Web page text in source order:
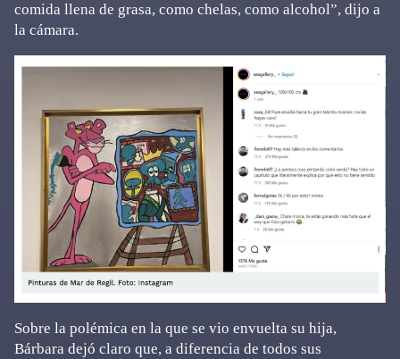
comida llena de grasa, como chelas, como alcohol”, dijo a
la cámara.
Sobre la polémica en la que se vio envuelta su hija,
Bárbara dejó claro que, a diferencia de todos sus